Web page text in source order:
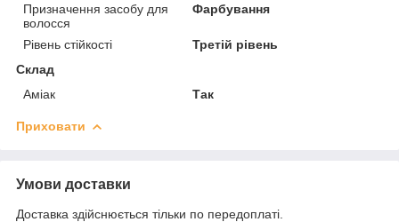
Призначення засобу для
волосся
Фарбування
Рівень стійкості
Третій рівень
Склад
Аміак
Так
Приховати
Умови доставки
Доставка здійснюється тільки по передоплаті.